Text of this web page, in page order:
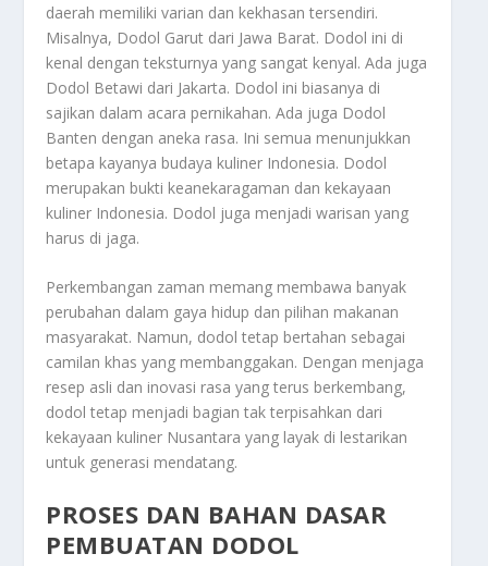
daerah memiliki varian dan kekhasan tersendiri.
Misalnya, Dodol Garut dari Jawa Barat. Dodol ini di
kenal dengan teksturnya yang sangat kenyal. Ada juga
Dodol Betawi dari Jakarta. Dodol ini biasanya di
sajikan dalam acara pernikahan. Ada juga Dodol
Banten dengan aneka rasa. Ini semua menunjukkan
betapa kayanya budaya kuliner Indonesia. Dodol
merupakan bukti keanekaragaman dan kekayaan
kuliner Indonesia. Dodol juga menjadi warisan yang
harus di jaga.
Perkembangan zaman memang membawa banyak
perubahan dalam gaya hidup dan pilihan makanan
masyarakat. Namun, dodol tetap bertahan sebagai
camilan khas yang membanggakan. Dengan menjaga
resep asli dan inovasi rasa yang terus berkembang,
dodol tetap menjadi bagian tak terpisahkan dari
kekayaan kuliner Nusantara yang layak di lestarikan
untuk generasi mendatang.
PROSES DAN BAHAN DASAR
PEMBUATAN DODOL